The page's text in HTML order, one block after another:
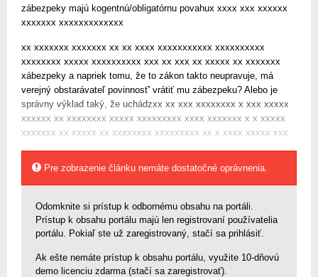
zábezpeky majú kogentnú/obligatórnu povahux xxxx xxx xxxxxx
xxxxxxx xxxxxxxxxxxxx
xx xxxxxxx xxxxxxx xx xx xxxx xxxxxxxxxxx xxxxxxxxxx
xxxxxxxx xxxxx xxxxxxxxxx xxx xx xxx xx xxxxx xx xxxxxxx
xábezpeky a napriek tomu, že to zákon takto neupravuje, má
verejný obstarávateľ povinnosť' vrátiť mu zábezpeku? Alebo je
správny výklad taký, že uchádzxx xx xxx xxxxxxxx x xxx xxxxx
xxxxxx xx xxxxxxxx xxxxx xxxxxxxxx xxxx xxxxxxx x x xxxxx
xxxxxxx xx xxxxx xx xxxxxxxx xxxxxxxxx xx x xxxx xxxxx xxx
Pre zobrazenie článku nemáte dostatočné oprávnenia.
Odomknite si prístup k odbornému obsahu na portáli.
Prístup k obsahu portálu majú len registrovaní používatelia
portálu. Pokiaľ ste už zaregistrovaný, stačí sa prihlásiť.
Ak ešte nemáte prístup k obsahu portálu, využite 10-dňovú
demo licenciu zdarma (stačí sa zaregistrovať).